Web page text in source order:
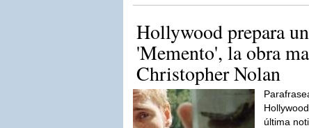
Hollywood prepara
'Memento', la obra
Christopher Nolan
última